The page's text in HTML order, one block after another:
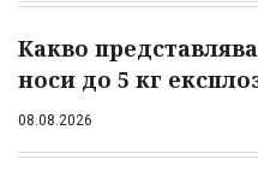
Какво
носи до 5 кг
08.08.2026